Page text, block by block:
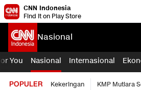
CNN Indonesia
Find it on Play Store
Nasional
You Nasional Internasional
POPULER Kekeringan KMP Mutiara